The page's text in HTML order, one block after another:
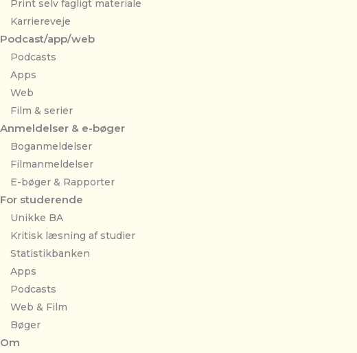
Print selv fagligt materiale
Karriereveje
Podcast/app/web
Podcasts
Apps
Web
Film & serier
Anmeldelser & e-bøger
Boganmeldelser
Filmanmeldelser
E-bøger & Rapporter
For studerende
Unikke BA
Kritisk læsning af studier
Statistikbanken
Apps
Podcasts
Web & Film
Bøger
Om